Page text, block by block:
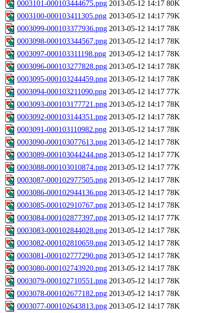
0003101-000103444675.png 2013-05-12 14:17 80K
0003100-000103411305.png 2013-05-12 14:17 79K
0003099-000103377936.png 2013-05-12 14:17 78K
0003098-000103344567.png 2013-05-12 14:17 78K
0003097-000103311198.png 2013-05-12 14:17 78K
0003096-000103277828.png 2013-05-12 14:17 78K
0003095-000103244459.png 2013-05-12 14:17 78K
0003094-000103211090.png 2013-05-12 14:17 77K
0003093-000103177721.png 2013-05-12 14:17 78K
0003092-000103144351.png 2013-05-12 14:17 78K
0003091-000103110982.png 2013-05-12 14:17 78K
0003090-000103077613.png 2013-05-12 14:17 78K
0003089-000103044244.png 2013-05-12 14:17 77K
0003088-000103010874.png 2013-05-12 14:17 77K
0003087-000102977505.png 2013-05-12 14:17 78K
0003086-000102944136.png 2013-05-12 14:17 78K
0003085-000102910767.png 2013-05-12 14:17 78K
0003084-000102877397.png 2013-05-12 14:17 77K
0003083-000102844028.png 2013-05-12 14:17 78K
0003082-000102810659.png 2013-05-12 14:17 78K
0003081-000102777290.png 2013-05-12 14:17 78K
0003080-000102743920.png 2013-05-12 14:17 78K
0003079-000102710551.png 2013-05-12 14:17 78K
0003078-000102677182.png 2013-05-12 14:17 78K
0003077-000102643813.png 2013-05-12 14:17 78K